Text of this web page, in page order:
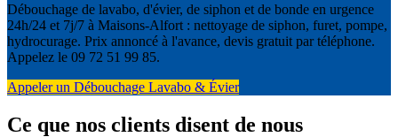
Débouchage de lavabo, d'évier, de siphon et de bonde en urgence
24h/24 et 7j/7 à Maisons-Alfort : nettoyage de siphon, furet, pompe,
hydrocurage. Prix annoncé à l'avance, devis gratuit par téléphone.
Appelez le 09 72 51 99 85.
Appeler un Débouchage Lavabo & Évier
Ce que nos clients disent de nous